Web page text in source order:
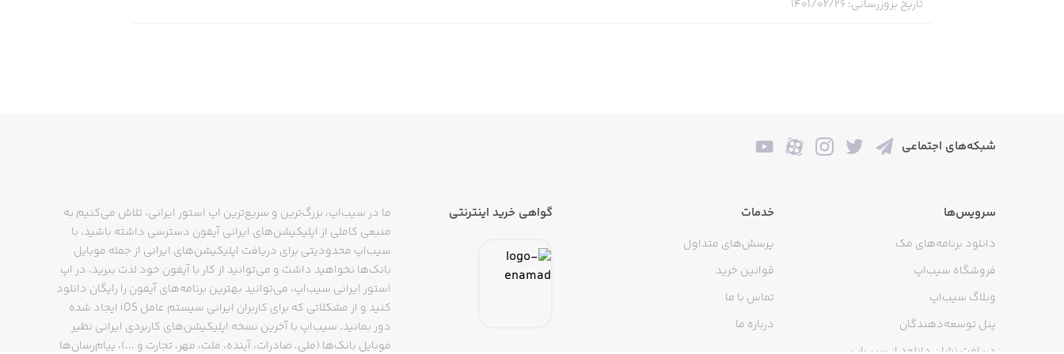
از امکانات ویژه آن می‌توان به امکان مشاهده تعداد آنفالو‌ها، تعداد فالوها و کاربرانی که شما فالو کرده‌اید، اشاره کرد.
تاریخ بروزرسانی: ۱۴۰۱/۰۲/۲۶
شبکه‌های اجتماعی
سرویس‌ها
دانلود برنامه‌های مک
فروشگاه سیب‌اپ
وبلاگ سیب‌اپ
پنل توسعه‌دهندگان
خدمات
پرسش‌های متداول
قوانین خرید
تماس با ما
درباره ما
گواهی خرید اینترنتی
ما در سیب‌اپ، بزرگ‌ترین و سریع‌ترین اپ استور ایرانی، تلاش می‌کنیم به
منبعی کاملی از اپلیکیشن‌های ایرانی آیفون دسترسی داشته باشید. با
سیب‌اپ محدودیتی برای دریافت اپلیکیشن‌های ایرانی از جمله موبایل
بانک‌ها نخواهید داشت و می‌توانید از کار با آیفون خود لذت ببرید. در اپ
استور ایرانی سیب‌اپ، می‌توانید بهترین برنامه‌های آیفون را رایگان دانلود
کنید و از مشکلاتی که برای کاربران ایرانی سیستم عامل iOS ایجاد شده
دور بمانید. سیب‌اپ با آخرین نسخه اپلیکیشن‌های کاربردی ایرانی نظیر
موبایل بانک‌ها (ملی، صادرات، آینده، ملت، مهر، تجارت و ...)، پیام‌رسان‌ها